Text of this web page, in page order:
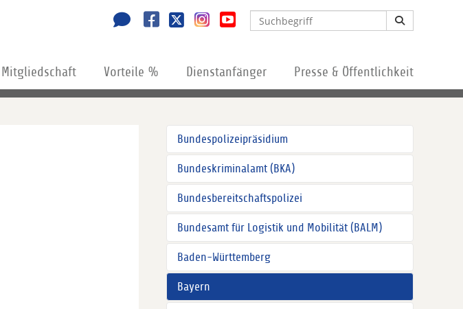
Mitgliedschaft Vorteile % Dienstanfänger Presse & Öffentlichkeit
Bundespolizeipräsidium
Bundeskriminalamt (BKA)
Bundesbereitschaftspolizei
Bundesamt für Logistik und Mobilität (BALM)
Baden-Württemberg
Bayern